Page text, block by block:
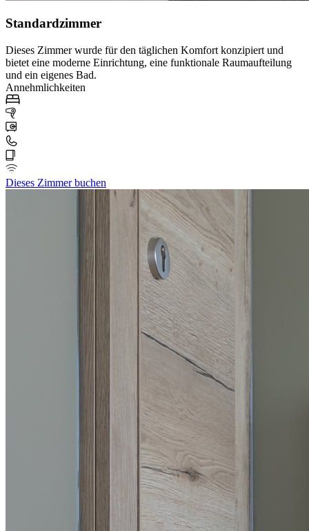
Standardzimmer
Dieses Zimmer wurde für den täglichen Komfort konzipiert und
bietet eine moderne Einrichtung, eine funktionale Raumaufteilung
und ein eigenes Bad.
Annehmlichkeiten
Dieses Zimmer buchen